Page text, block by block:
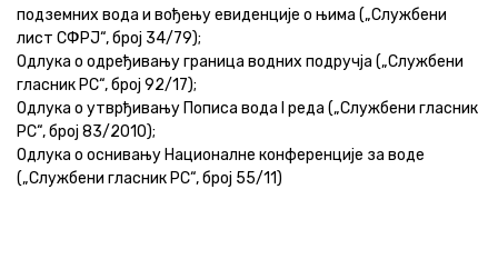
подземних вода и вођењу евиденције о њима („Службени
лист СФРЈ“, број 34/79);
Одлука о одређивању граница водних подручја („Службени
гласник РС“, број 92/17);
Одлука о утврђивању Пописа вода I реда („Службени гласник
РС“, број 83/2010);
Одлука о оснивању Националне конференције за воде
(„Службени гласник РС“, број 55/11)